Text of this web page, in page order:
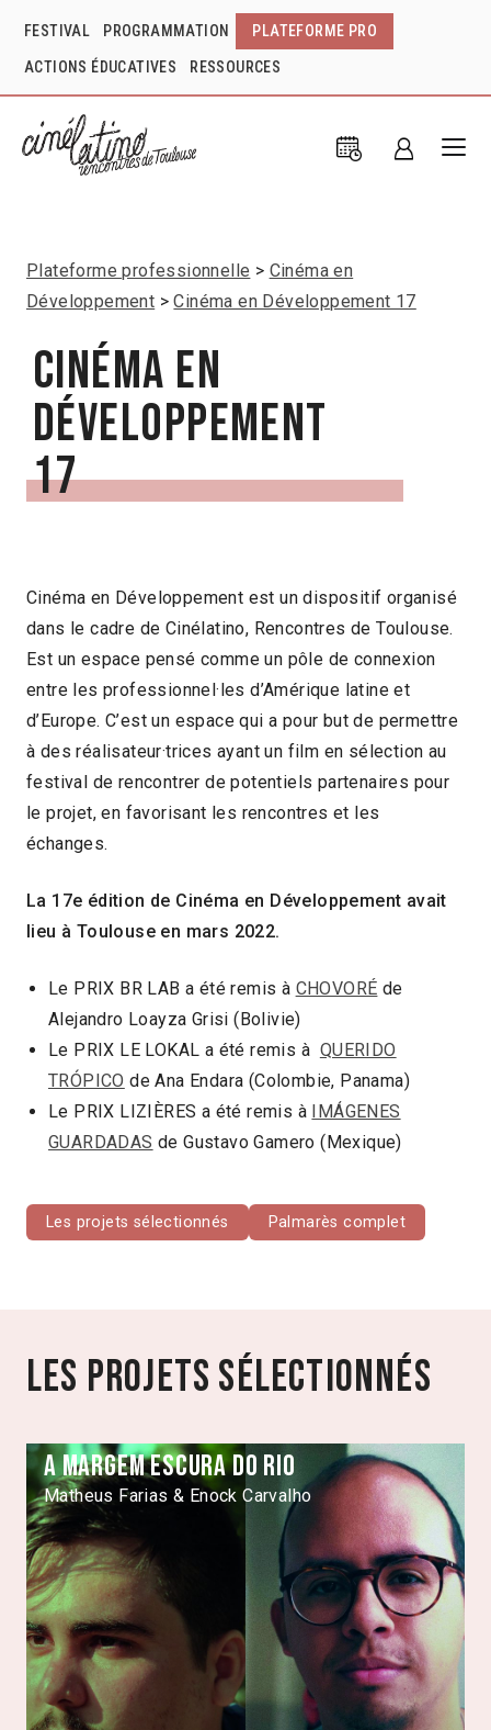
FESTIVAL PROGRAMMATION PLATEFORME PRO
ACTIONS ÉDUCATIVES RESSOURCES
Plateforme professionnelle
Cinéma en
Développement
Cinéma en Développement 17
Cinéma en
Développement
17
Cinéma en Développement est un dispositif organisé
dans le cadre de Cinélatino, Rencontres de Toulouse.
Est un espace pensé comme un pôle de connexion
entre les professionnel·les d’Amérique latine et
d’Europe. C’est un espace qui a pour but de permettre
à des réalisateur·trices ayant un film en sélection au
festival de rencontrer de potentiels partenaires pour
le projet, en favorisant les rencontres et les
échanges.
La 17e édition de Cinéma en Développement avait
lieu à Toulouse en mars 2022.
Le PRIX BR LAB a été remis à CHOVORÉ de
Alejandro Loayza Grisi (Bolivie)
Le PRIX LE LOKAL a été remis à QUERIDO
TRÓPICO de Ana Endara (Colombie, Panama)
Le PRIX LIZIÈRES a été remis à IMÁGENES
GUARDADAS de Gustavo Gamero (Mexique)
Les projets sélectionnés Palmarès complet
Les projets sélectionnés
A margem escura do rio
Matheus Farias & Enock Carvalho